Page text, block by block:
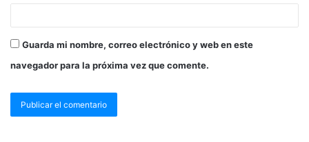
Guarda mi nombre, correo electrónico y web en este
navegador para la próxima vez que comente.